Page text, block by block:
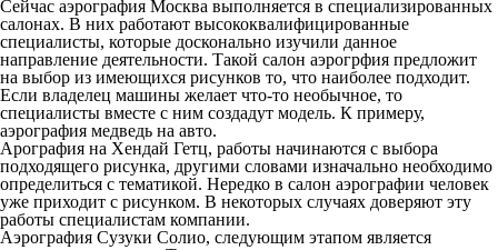
Сейчас аэрография Москва выполняется в специализированных
салонах. В них работают высококвалифицированные
специалисты, которые досконально изучили данное
направление деятельности. Такой салон аэрогрфия предложит
на выбор из имеющихся рисунков то, что наиболее подходит.
Если владелец машины желает что-то необычное, то
специалисты вместе с ним создадут модель. К примеру,
аэрография медведь на авто.
Арография на Хендай Гетц, работы начинаются с выбора
подходящего рисунка, другими словами изначально необходимо
определиться с тематикой. Нередко в салон аэрографии человек
уже приходит с рисунком. В некоторых случаях доверяют эту
работы специалистам компании.
Аэрография Сузуки Солио, следующим этапом является